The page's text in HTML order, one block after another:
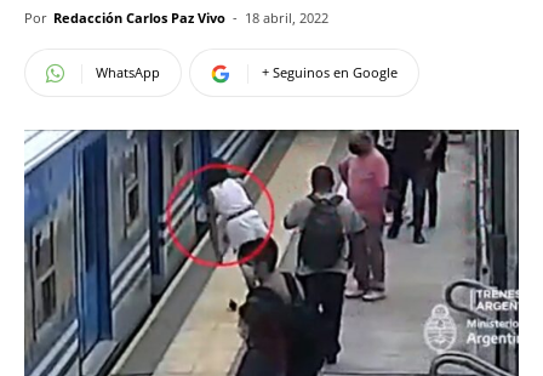
Por Redacción Carlos Paz Vivo - 18 abril, 2022
WhatsApp + Seguinos en Google